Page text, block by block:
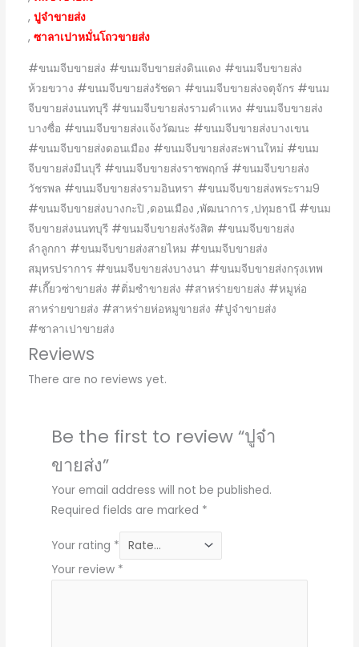
, ปูจ๋าขายส่ง
, ซาลาเปาหมั่นโถวขายส่ง
#ขนมจีบขายส่ง #ขนมจีบขายส่งดินแดง #ขนมจีบขายส่ง
ห้วยขวาง #ขนมจีบขายส่งรัชดา #ขนมจีบขายส่งจตุจักร #ขนม
จีบขายส่งนนทบุรี #ขนมจีบขายส่งรามคำแหง #ขนมจีบขายส่ง
บางซื่อ #ขนมจีบขายส่งแจ้งวัฒนะ #ขนมจีบขายส่งบางเขน
#ขนมจีบขายส่งดอนเมือง #ขนมจีบขายส่งสะพานใหม่ #ขนม
จีบขายส่งมีนบุรี #ขนมจีบขายส่งราชพฤกษ์ #ขนมจีบขายส่ง
วัชรพล #ขนมจีบขายส่งรามอินทรา #ขนมจีบขายส่งพระราม9
#ขนมจีบขายส่งบางกะปิ ,ดอนเมือง ,พัฒนาการ ,ปทุมธานี #ขนม
จีบขายส่งนนทบุรี #ขนมจีบขายส่งรังสิต #ขนมจีบขายส่ง
ลำลูกกา #ขนมจีบขายส่งสายไหม #ขนมจีบขายส่ง
สมุทรปราการ #ขนมจีบขายส่งบางนา #ขนมจีบขายส่งกรุงเทพ
#เกี๊ยวซ่าขายส่ง #ติ่มซำขายส่ง #สาหร่ายขายส่ง #หมูห่อ
สาหร่ายขายส่ง #สาหร่ายห่อหมูขายส่ง #ปูจ๋าขายส่ง
#ซาลาเปาขายส่ง
Reviews
There are no reviews yet.
Be the first to review “ปูจ๋า
ขายส่ง”
Your email address will not be published.
Required fields are marked *
Your rating *
Your review *